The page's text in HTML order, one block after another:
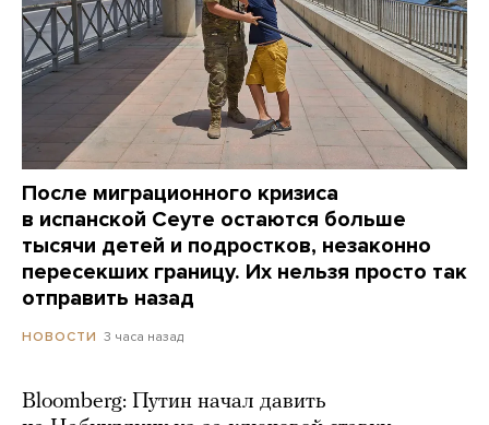
После миграционного кризиса
в испанской Сеуте остаются больше
тысячи детей и подростков, незаконно
пересекших границу. Их нельзя просто так
отправить назад
НОВОСТИ 3 часа назад
Bloomberg: Путин начал давить